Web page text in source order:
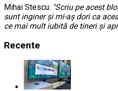
Mihai Stescu: "Scriu pe acest
sunt inginer și mi-aș dori ca
ce mai mult iubită de tineri și
Recente